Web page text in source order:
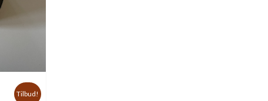
Tilbud!